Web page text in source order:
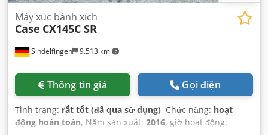
Sindelfingen 9.513 km
Máy xúc bánh xích
Case CX145C SR
Thông tin giá Gọi điện
Tình trạng: rất tốt (đã qua sử dụng), Chức năng: hoạt
động hoàn toàn, Năm sản xuất: 2016, giờ hoạt động: